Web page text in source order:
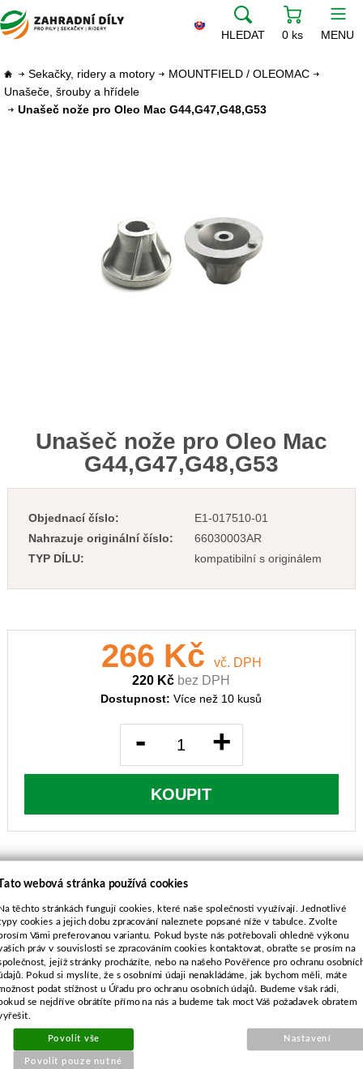
HLEDAT 0 ks MENU
Sekačky, ridery a motory
MOUNTFIELD / OLEOMAC
Unašeče, šrouby a hřídele
Unašeč nože pro Oleo Mac G44,G47,G48,G53
Unašeč nože pro Oleo Mac
G44,G47,G48,G53
Objednací číslo:
E1-017510-01
Nahrazuje originální číslo:
66030003AR
TYP DÍLU:
kompatibilní s originálem
266 Kč
vč. DPH
220 Kč bez DPH
Dostupnost:Více než 10 kusů
- +
KOUPIT
POPIS ZBOŽÍ
Vnitřní průměr 22,2 mm
Výška 52,0 mm
Efco LH48, LR43, LR44, LR47, LR53
OleoMac G44, G47, G48, G53, GV48, GV53
webová stránka používá cookies
těchto stránkách fungují cookies, které naše společnosti využívají. Jednotlivé
cookies a jejich dobu zpracování naleznete popsané níže v tabulce. Zvolte
Vámi preferovanou variantu. Pokud byste nás potřebovali ohledně výkonu
práv v souvislosti se zpracováním cookies kontaktovat, obraťte se prosím na
jejíž stránky procházíte, nebo na našeho Pověřence pro ochranu
Pokud si myslíte, že s osobními údaji nenakládáme, jak bychom měli, máte
podat stížnost u Úřadu pro ochranu osobních údajů. Budeme však rádi,
se nejdříve obrátíte přímo na nás a budeme tak moct Váš požadavek obratem
Povolit vše
Povolit pouze nutné
Nastavení